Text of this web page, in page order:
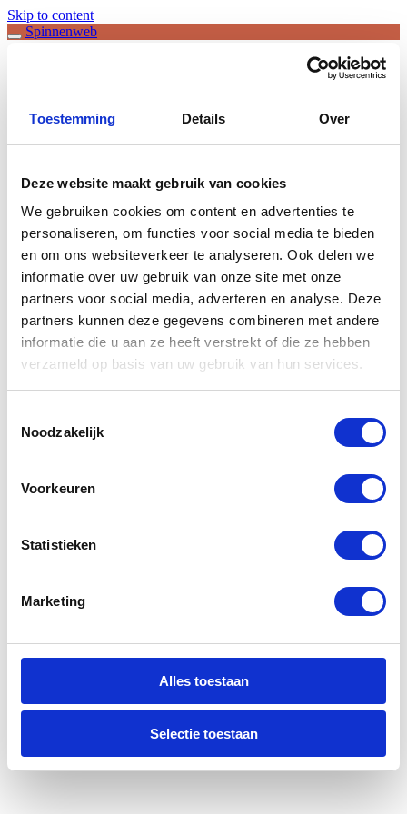
Toestemming Details Over
Deze website maakt gebruik van cookies
We gebruiken cookies om content en advertenties te
personaliseren, om functies voor social media te bieden
en om ons websiteverkeer te analyseren. Ook delen we
informatie over uw gebruik van onze site met onze
partners voor social media, adverteren en analyse. Deze
partners kunnen deze gegevens combineren met andere
informatie die u aan ze heeft verstrekt of die ze hebben
verzameld op basis van uw gebruik van hun services.
Noodzakelijk
Voorkeuren
Statistieken
Marketing
Alles toestaan
Selectie toestaan
Skip to content
Spinnenweb
Spinnenweb